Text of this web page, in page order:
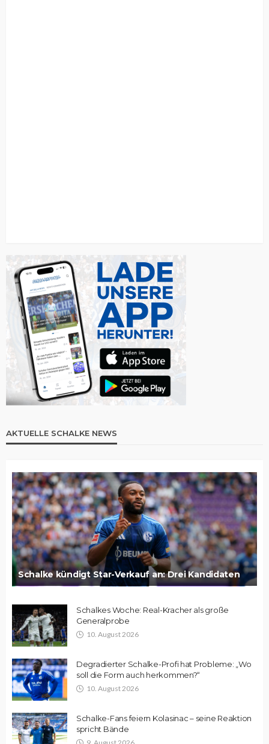
AKTUELLE SCHALKE NEWS
Schalke kündigt Star-Verkauf an: Drei Kandidaten
Schalkes Woche: Real-Kracher als große
Generalprobe
10. August 2026
Degradierter Schalke-Profi hat Probleme: „Wo
soll die Form auch herkommen?“
10. August 2026
Schalke-Fans feiern Kolasinac – seine Reaktion
spricht Bände